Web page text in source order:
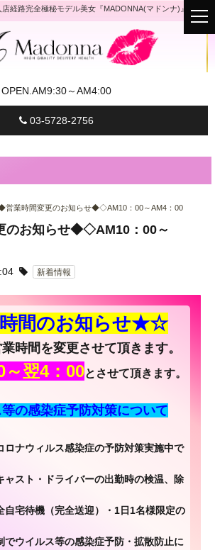
経路完全極秘モデル美女『MADONNA(マドンナ)』
OPEN. AM9:30～AM4:00
03-5728-2756
業時間変更のお知らせ◆◇AM10：00～AM4：00
お知らせ◆◇AM10：00～
新着情報
間のお知らせ★☆
時間を変更させて頂きます。
～翌4：00とさせて頂きます。
の感染症予防対策について
ロナウィルス感染症の予防対策実施中で
スト・ドライバーの出勤時の検温、除
宅待機（完全送迎）・1日1名様限定の
でウイルス等の感染症予防・拡散防止に
t
o
g
i
t